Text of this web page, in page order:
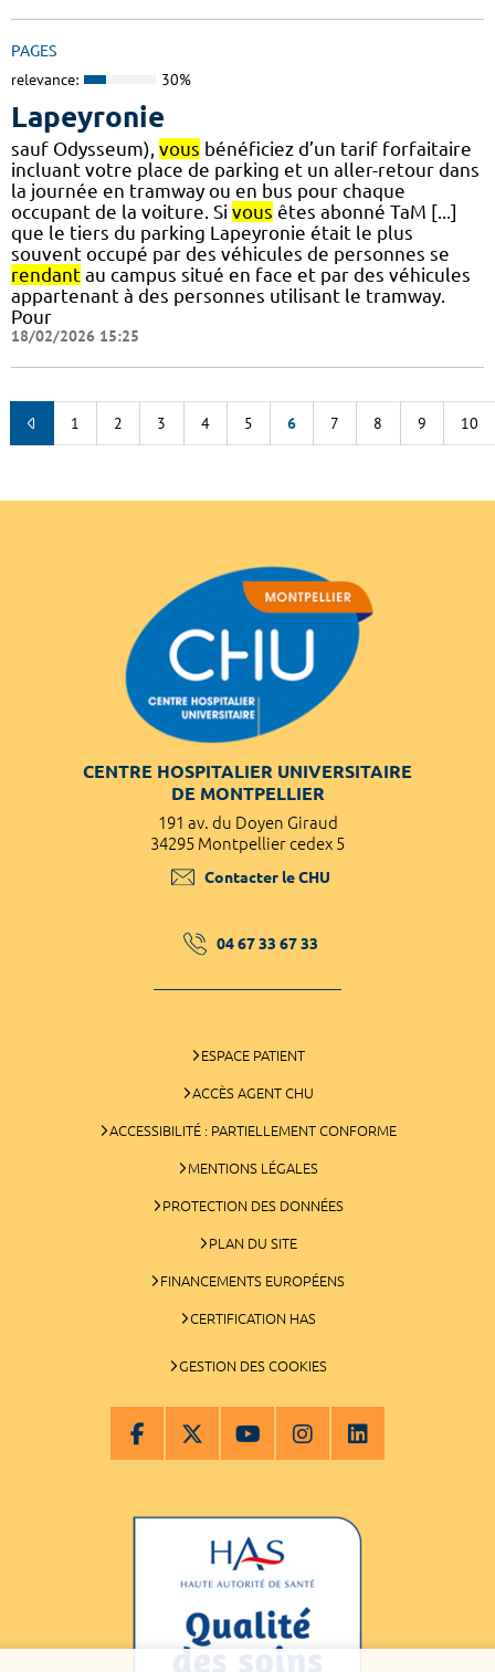
PAGES
relevance: 30%
Lapeyronie
sauf Odysseum), vous bénéficiez d’un tarif forfaitaire
incluant votre place de parking et un aller-retour dans
la journée en tramway ou en bus pour chaque
occupant de la voiture. Si vous êtes abonné TaM [...]
que le tiers du parking Lapeyronie était le plus
souvent occupé par des véhicules de personnes se
rendant au campus situé en face et par des véhicules
appartenant à des personnes utilisant le tramway.
Pour
18/02/2026 15:25
1 2 3 4 5 6 7 8 9 10
CENTRE HOSPITALIER UNIVERSITAIRE
DE MONTPELLIER
191 av. du Doyen Giraud
34295 Montpellier cedex 5
Contacter le CHU
04 67 33 67 33
ESPACE PATIENT
ACCÈS AGENT CHU
ACCESSIBILITÉ : PARTIELLEMENT CONFORME
MENTIONS LÉGALES
PROTECTION DES DONNÉES
PLAN DU SITE
FINANCEMENTS EUROPÉENS
CERTIFICATION HAS
GESTION DES COOKIES